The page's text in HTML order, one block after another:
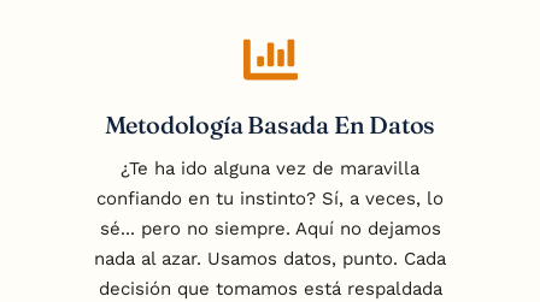
Metodología Basada En Datos
¿Te ha ido alguna vez de maravilla
confiando en tu instinto? Sí, a veces, lo
sé... pero no siempre. Aquí no dejamos
nada al azar. Usamos datos, punto. Cada
decisión que tomamos está respaldada